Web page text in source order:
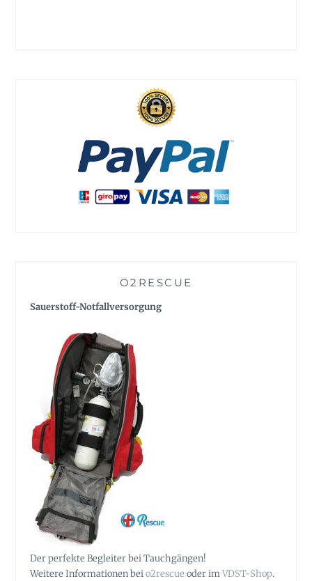
O2RESCUE
Sauerstoff-Notfallversorgung
Der perfekte Begleiter bei Tauchgängen!
Weitere Informationen beio2rescueoder imVDST-Shop.